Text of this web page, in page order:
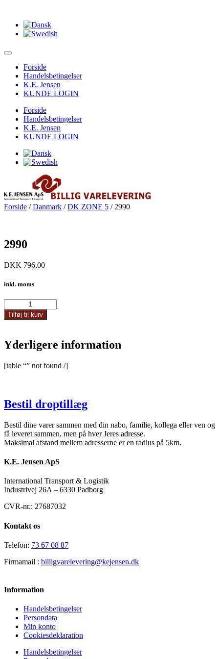
Forside
Handelsbetingelser
K.E. Jensen
KUNDE LOGIN
Forside
Handelsbetingelser
K.E. Jensen
KUNDE LOGIN
Forside /Danmark /DK ZONE 5 / 2990
2990
DKK 796,00
inkl. moms
antal
Tilføj til kurv
Yderligere information
[table “” not found /]
Bestil droptillæg
Bestil dine varer sammen med din nabo, familie, kollega eller ven og
få leveret sammen, men på hver Jeres adresse.
Maksimal afstand mellem adresserne er en radius på 5km.
K.E. Jensen ApS
International Transport & Logistik
Industrivej 26A – 6330 Padborg
CVR-nr.: 27687032
Kontakt os
Telefon: 73 67 08 87
Firmamail : billigvarelevering@kejensen.dk
Information
Handelsbetingelser
Persondata
Min konto
Cookiesdeklaration
Handelsbetingelser